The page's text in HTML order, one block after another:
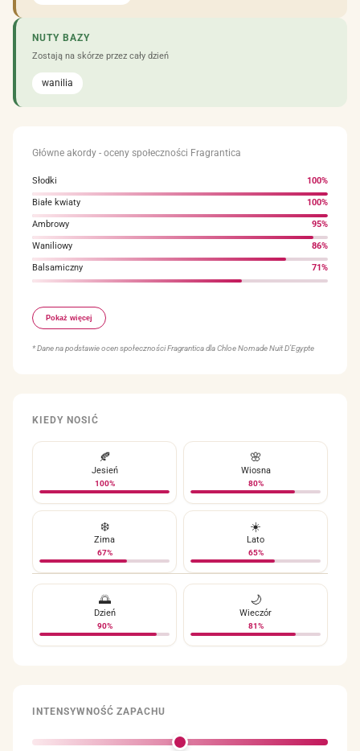
NUTY BAZY
Zostają na skórze przez cały dzień
wanilia
Główne akordy - oceny społeczności Fragrantica
Słodki 100%
Białe kwiaty 100%
Ambrowy 95%
Waniliowy 86%
Balsamiczny 71%
Ciepły korzenny
Cynamonowy
Pokaż więcej
* Dane na podstawie ocen społeczności Fragrantica dla Chloe Nomade Nuit D’Egypte
KIEDY NOSIĆ
🌸
Wiosna
80%
☀️
Lato
65%
🍂
Jesień
100%
❄️
Zima
67%
🌅
Dzień
90%
🌙
Wieczór
81%
INTENSYWNOŚĆ ZAPACHU